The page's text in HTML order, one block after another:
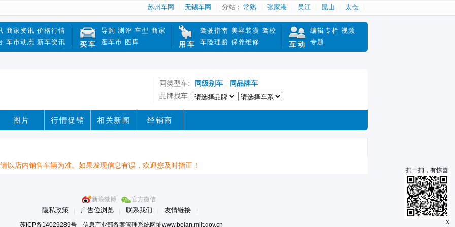
苏州车网 无锡车网 分站： 常熟 张家港 吴江 昆山 太仓
商家资讯 价格行情
车市动态 新车资讯 买车
导购 测评 车型 商家
逛车市 图库 用车
驾驶指南 美容装潢 驾校
车险理赔 保养维修 互动
编辑专栏 视频
专题
同类型车: 同级别车
同品牌车
品牌找车:
图片 行情促销 相关新闻 经销商
以店内销售车辆为准。如果发现信息有误，欢迎您及时指正！
新浪微博 官方微信
隐私政策 广告位浏览 联系我们 友情链接
苏ICP备14029289号 信息产业部备案管理系统网址www.beian.miit.gov.cn
扫一扫，有惊喜
X